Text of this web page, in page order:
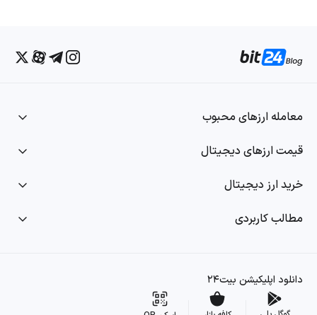
معامله ارزهای محبوب
قیمت ارزهای دیجیتال
خرید ارز دیجیتال
مطالب کاربردی
دانلود اپلیکیشن بیت۲۴